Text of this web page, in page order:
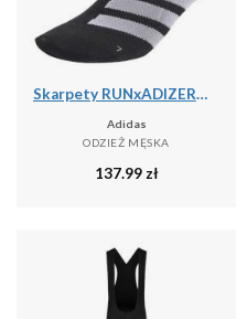
Skarpety RUNxADIZERO 1 Pair
Adidas
ODZIEŻ MĘSKA
137.99zł